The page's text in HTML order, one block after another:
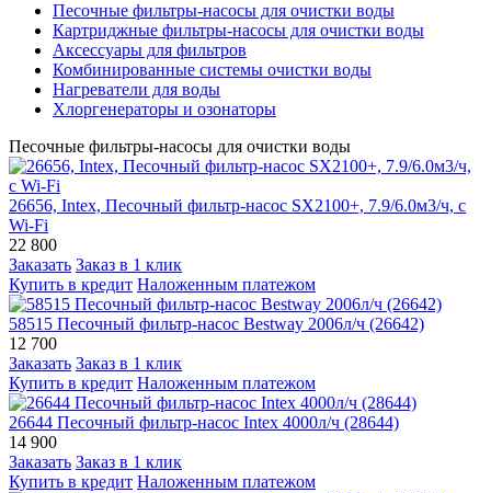
Песочные фильтры-насосы для очистки воды
Картриджные фильтры-насосы для очистки воды
Аксессуары для фильтров
Комбинированные системы очистки воды
Нагреватели для воды
Хлоргенераторы и озонаторы
Песочные фильтры-насосы для очистки воды
26656, Intex, Песочный фильтр-насос SX2100+, 7.9/6.0м3/ч, с
Wi-Fi
22 800
Заказать Заказ в 1 клик
Купить в кредит Наложенным платежом
58515 Песочный фильтр-насос Bestway 2006л/ч (26642)
12 700
Заказать Заказ в 1 клик
Купить в кредит Наложенным платежом
26644 Песочный фильтр-насос Intex 4000л/ч (28644)
14 900
Заказать Заказ в 1 клик
Купить в кредит Наложенным платежом